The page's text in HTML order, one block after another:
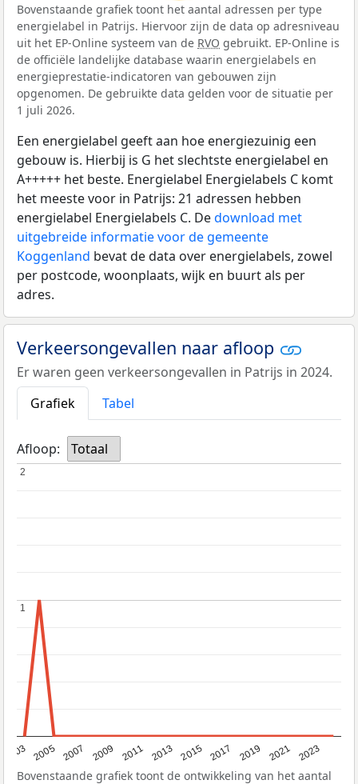
Bovenstaande grafiek toont het aantal adressen per type
energielabel in Patrijs. Hiervoor zijn de data op adresniveau
uit het EP-Online systeem van de RVO gebruikt. EP-Online is
de officiële landelijke database waarin energielabels en
energieprestatie-indicatoren van gebouwen zijn
opgenomen. De gebruikte data gelden voor de situatie per
1 juli 2026.
Een energielabel geeft aan hoe energiezuinig een
gebouw is. Hierbij is G het slechtste energielabel en
A+++++ het beste. Energielabel Energielabels C komt
het meeste voor in Patrijs: 21 adressen hebben
energielabel Energielabels C. Dedownload met
uitgebreide informatie voor de gemeente
Koggenland bevat de data over energielabels, zowel
per postcode, woonplaats, wijk en buurt als per
adres.
Verkeersongevallen naar afloop
Er waren geen verkeersongevallen in Patrijs in 2024.
Grafiek
Tabel
Afloop: Totaal
2003 2005 2007 2009 2011 2013 2015 2017 2019 2021 2023
1
1
2
2
Bovenstaande grafiek toont de ontwikkeling van het aantal